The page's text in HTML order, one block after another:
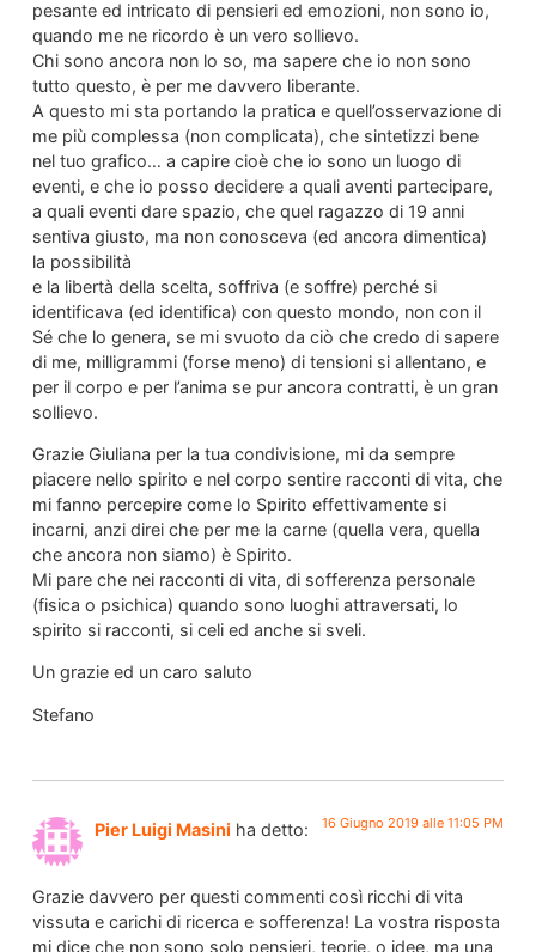
pesante ed intricato di pensieri ed emozioni, non sono io,
quando me ne ricordo è un vero sollievo.
Chi sono ancora non lo so, ma sapere che io non sono
tutto questo, è per me davvero liberante.
A questo mi sta portando la pratica e quell’osservazione di
me più complessa (non complicata), che sintetizzi bene
nel tuo grafico… a capire cioè che io sono un luogo di
eventi, e che io posso decidere a quali aventi partecipare,
a quali eventi dare spazio, che quel ragazzo di 19 anni
sentiva giusto, ma non conosceva (ed ancora dimentica)
la possibilità
e la libertà della scelta, soffriva (e soffre) perché si
identificava (ed identifica) con questo mondo, non con il
Sé che lo genera, se mi svuoto da ciò che credo di sapere
di me, milligrammi (forse meno) di tensioni si allentano, e
per il corpo e per l’anima se pur ancora contratti, è un gran
sollievo.
Grazie Giuliana per la tua condivisione, mi da sempre
piacere nello spirito e nel corpo sentire racconti di vita, che
mi fanno percepire come lo Spirito effettivamente si
incarni, anzi direi che per me la carne (quella vera, quella
che ancora non siamo) è Spirito.
Mi pare che nei racconti di vita, di sofferenza personale
(fisica o psichica) quando sono luoghi attraversati, lo
spirito si racconti, si celi ed anche si sveli.
Un grazie ed un caro saluto
Stefano
Pier Luigi Masini ha detto: 16 Giugno 2019 alle 11:05 PM
Grazie davvero per questi commenti così ricchi di vita
vissuta e carichi di ricerca e sofferenza! La vostra risposta
mi dice che non sono solo pensieri, teorie, o idee, ma una